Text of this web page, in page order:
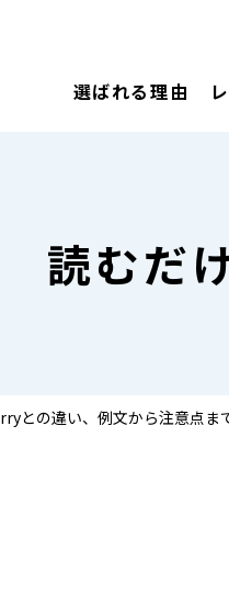
選ばれる理由
読むだ
との違い、例文から注意点ま